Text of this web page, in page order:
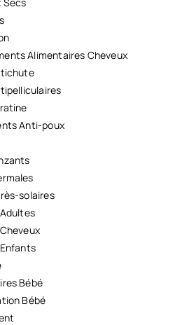
Alimentaires Cheveux
Anti-poux
solaires
Bébé
Bébé